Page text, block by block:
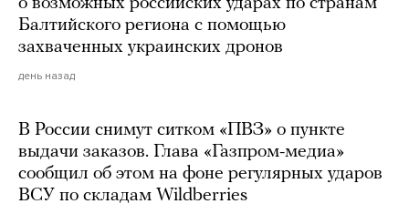
о возможных российских ударах по странам
Балтийского региона с помощью
захваченных украинских дронов
день назад
В России снимут ситком «ПВЗ» о пункте
выдачи заказов. Глава «Газпром-медиа»
сообщил об этом на фоне регулярных ударов
ВСУ по складам Wildberries